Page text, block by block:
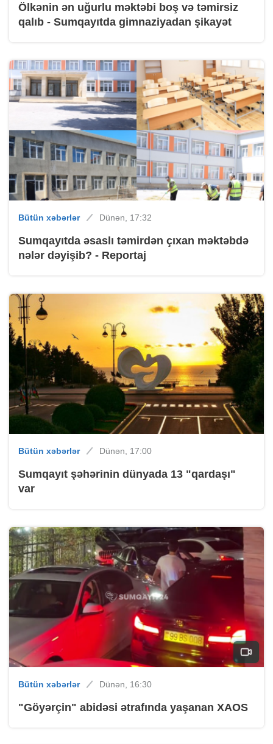
Ölkənin ən uğurlu məktəbi boş və təmirsiz
qalıb - Sumqayıtda gimnaziyadan şikayət
Bütün xəbərlər Dünən, 17:32
Sumqayıtda əsaslı təmirdən çıxan məktəbdə
nələr dəyişib? - Reportaj
Bütün xəbərlər Dünən, 17:00
Sumqayıt şəhərinin dünyada 13 "qardaşı"
var
Bütün xəbərlər Dünən, 16:30
"Göyərçin" abidəsi ətrafında yaşanan XAOS